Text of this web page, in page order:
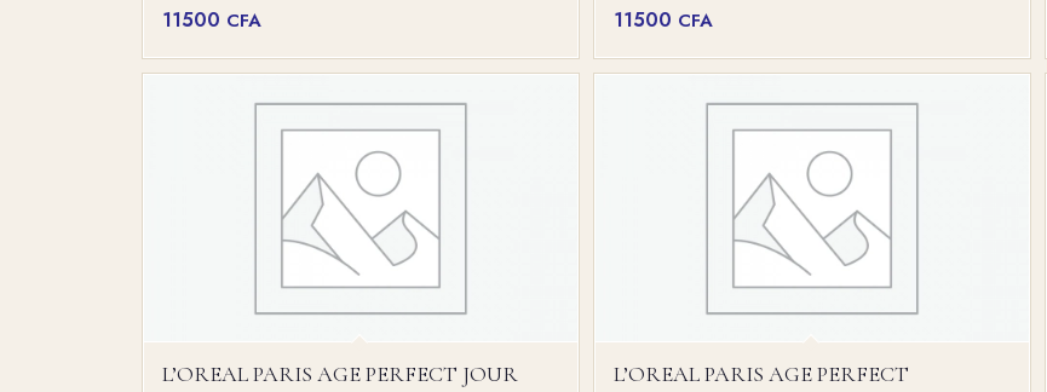
11500 CFA 11500 CFA
L’OREAL PARIS AGE PERFECT JOUR
L’OREAL PARIS AGE PERFECT